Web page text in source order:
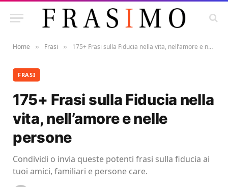
Home » Frasi » 175+ Frasi sulla Fiducia nella vita, nell’amore e nelle persone
FRASI
175+ Frasi sulla Fiducia nella
vita, nell’amore e nelle
persone
Condividi o invia queste potenti frasi sulla fiducia ai
tuoi amici, familiari e persone care.